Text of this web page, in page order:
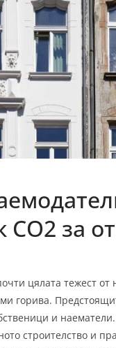
CO2 за
цялата тежест от
горива.
и
строителство и